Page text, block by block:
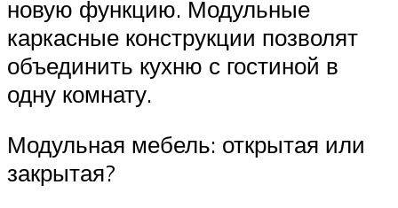
новую функцию. Модульные
каркасные конструкции позволят
объединить кухню с гостиной в
одну комнату.
Модульная мебель: открытая или
закрытая?